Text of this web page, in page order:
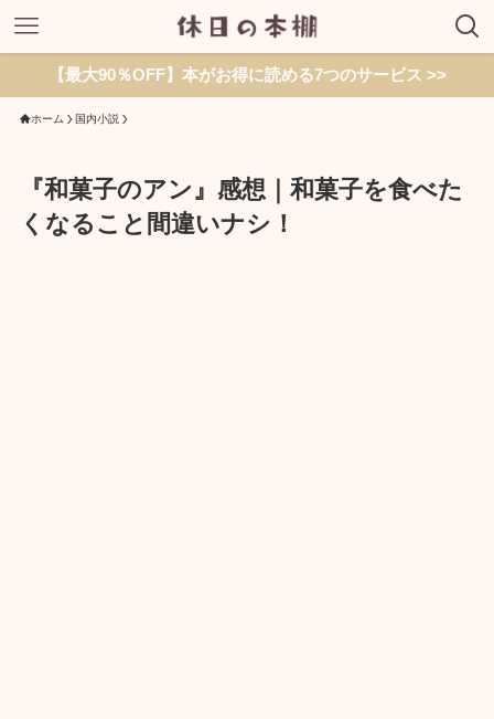
【最大90％OFF】本がお得に読める7つのサービス >>
ホーム 国内小説
『和菓子のアン』感想｜和菓子を食べた
くなること間違いナシ！